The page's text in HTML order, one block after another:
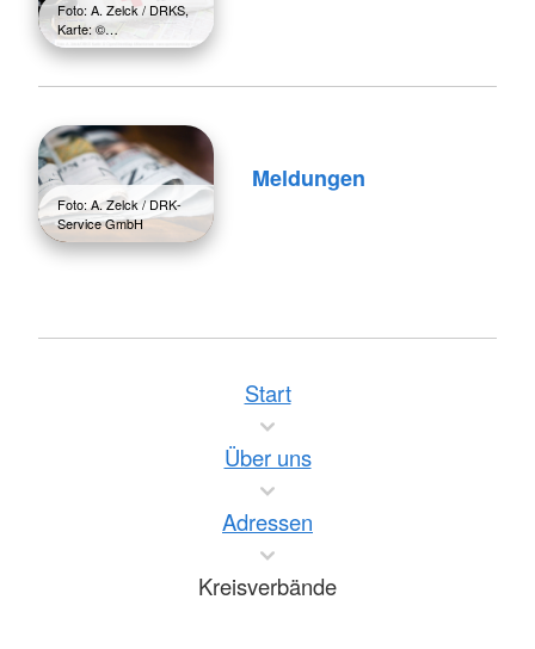
Foto: A. Zelck / DRKS,
Karte: ©…
Foto: A. Zelck / DRK-
Service GmbH
Meldungen
Start
Über uns
Adressen
Kreisverbände